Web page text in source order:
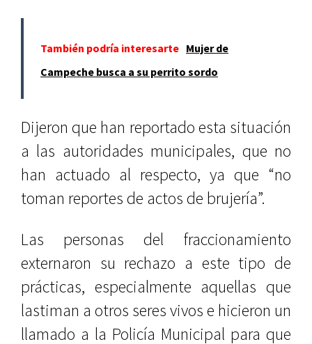
También podría interesarte Mujer de
Campeche busca a su perrito sordo
Dijeron que han reportado esta situación
a las autoridades municipales, que no
han actuado al respecto, ya que “no
toman reportes de actos de brujería”.
Las personas del fraccionamiento
externaron su rechazo a este tipo de
prácticas, especialmente aquellas que
lastiman a otros seres vivos e hicieron un
llamado a la Policía Municipal para que